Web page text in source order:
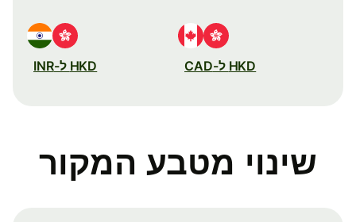
HKD ל-CAD HKD ל-INR
שינוי מטבע המקור